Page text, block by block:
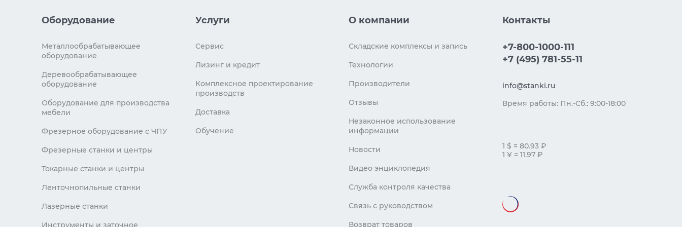
Оборудование
Металлообрабатывающее
оборудование
Деревообрабатывающее
оборудование
Оборудование для производства
мебели
Фрезерное оборудование с ЧПУ
Фрезерные станки и центры
Токарные станки и центры
Ленточнопильные станки
Лазерные станки
Инструменты и заточное
Услуги
Сервис
Лизинг и кредит
Комплексное проектирование
производств
Доставка
Обучение
О компании
Складские комплексы и запись
Технологии
Производители
Отзывы
Незаконное использование
информации
Новости
Видео энциклопедия
Служба контроля качества
Связь с руководством
Возврат товаров
Контакты
+7-800-1000-111
+7 (495) 781-55-11
info@stanki.ru
Время работы: Пн.-Сб.: 9:00-18:00
1 $ = 80.93 ₽
1 ¥ = 11.97 ₽